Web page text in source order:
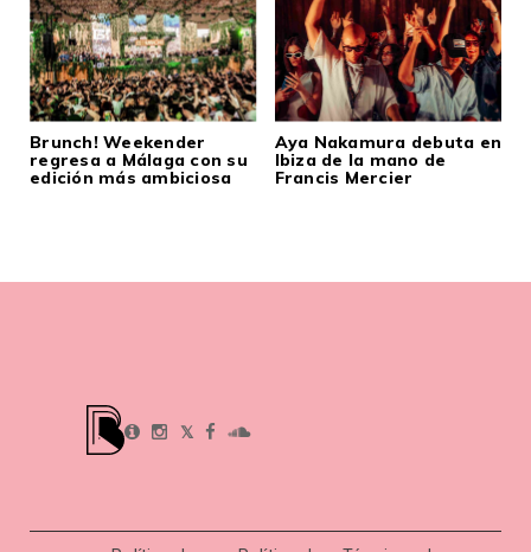
Brunch! Weekender
regresa a Málaga con su
edición más ambiciosa
Aya Nakamura debuta en
Ibiza de la mano de
Francis Mercier
𝕏